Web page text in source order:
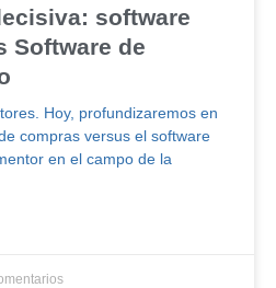
software
Software de
Hoy, profundizaremos en
compras versus el software
en el campo de la